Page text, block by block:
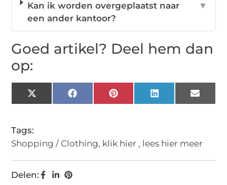
Kan ik worden overgeplaatst naar
een ander kantoor?
▼
Goed artikel? Deel hem dan
op:
X
(Twitter)
FacebookPinterestLinkedIn Email
Tags:
Shopping / Clothing, klik hier , lees hier meer
Delen: